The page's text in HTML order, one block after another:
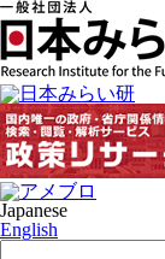
Japanese
English